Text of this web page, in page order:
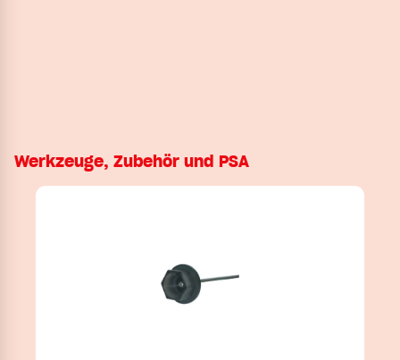
Werkzeuge, Zubehör und PSA